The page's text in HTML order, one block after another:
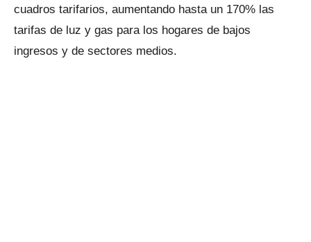
cuadros tarifarios, aumentando hasta un 170% las
tarifas de luz y gas para los hogares de bajos
ingresos y de sectores medios.